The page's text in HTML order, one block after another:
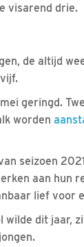
visarend drie.
de altijd
geringd.
worden
seizoen
aan
lief voor
wilde dit jaar,